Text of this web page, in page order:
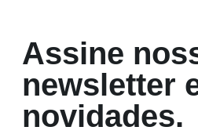
Assine
newsletter
novidades.